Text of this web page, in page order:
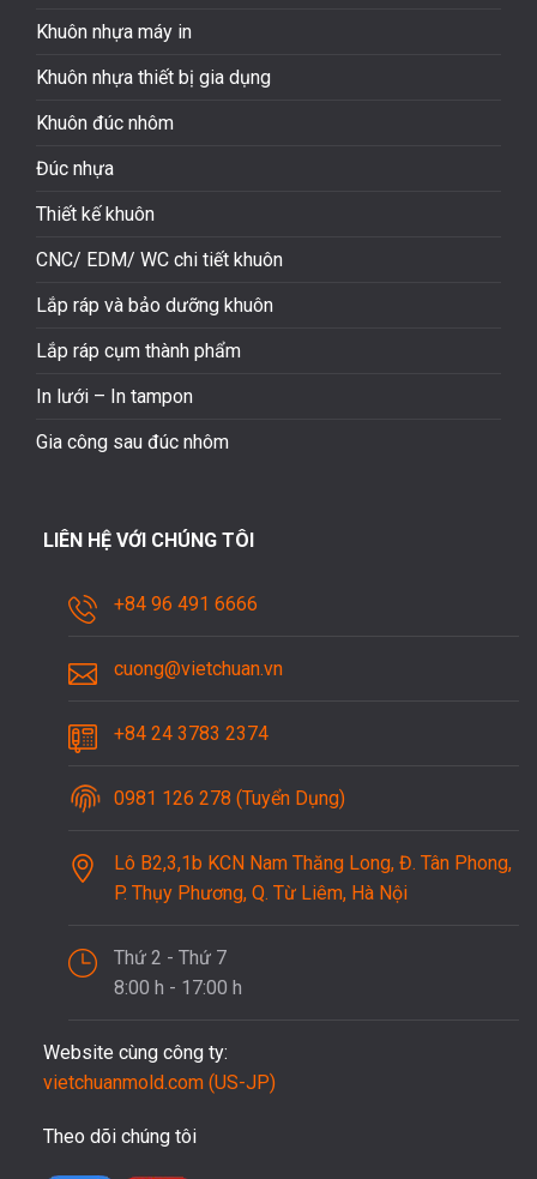
Khuôn nhựa máy in
Khuôn nhựa thiết bị gia dụng
Khuôn đúc nhôm
Đúc nhựa
Thiết kế khuôn
CNC/ EDM/ WC chi tiết khuôn
Lắp ráp và bảo dưỡng khuôn
Lắp ráp cụm thành phẩm
In lưới – In tampon
Gia công sau đúc nhôm
LIÊN HỆ VỚI CHÚNG TÔI
+84 96 491 6666
cuong@vietchuan.vn
+84 24 3783 2374
0981 126 278 (Tuyển Dụng)
Lô B2,3,1b KCN Nam Thăng Long, Đ. Tân Phong,
P. Thụy Phương, Q. Từ Liêm, Hà Nội
Thứ 2 - Thứ 7
8:00 h - 17:00 h
Website cùng công ty:
vietchuanmold.com (US-JP)
Theo dõi chúng tôi